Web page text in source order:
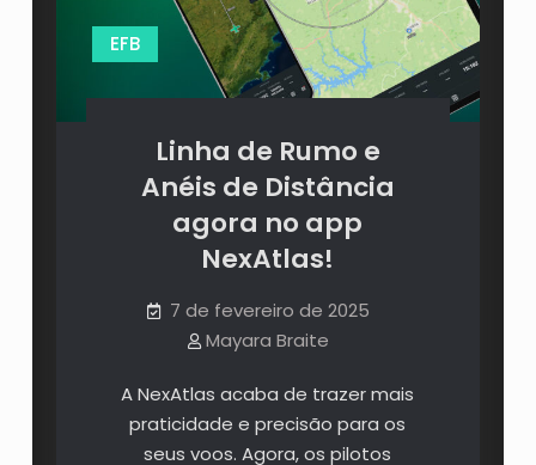
EFB
Linha de Rumo e
Anéis de Distância
agora no app
NexAtlas!
7 de fevereiro de 2025
Mayara Braite
A NexAtlas acaba de trazer mais
praticidade e precisão para os
seus voos. Agora, os pilotos